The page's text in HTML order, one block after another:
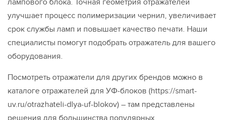
улучшает процесс полимеризации чернил, увеличивает
срок службы ламп и повышает качество печати. Наши
специалисты помогут подобрать отражатель для вашего
оборудования.
Посмотреть отражатели для других брендов можно в
каталоге отражателей для УФ‑блоков (https://smart-
uv.ru/otrazhateli-dlya-uf-blokov) – там представлены
решения для большинства популярных